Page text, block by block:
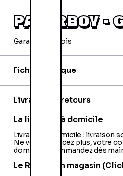
PAPERBOY -
Garantie 24 mois
Fiche technique
Livraison et retours
La livraison à domicile
Livraison à domicile : livraison
Ne vous déplacez plus, votre
domicile ! Commandez dès
Le Retrait en magasin